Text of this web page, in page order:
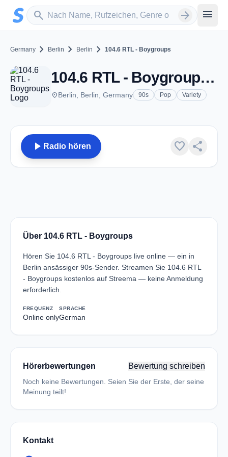
Zum Hauptinhalt springen
search
Sender suchen arrow_forward menu
Germany chevron_right Berlin chevron_right Berlin chevron_right 104.6 RTL - Boygroups
104.6 RTL - Boygroups - Berlin
placeBerlin, Berlin, Germany 90s Pop Variety
play_arrow Radio hören favorite share
Über 104.6 RTL - Boygroups
Hören Sie 104.6 RTL - Boygroups live online — ein in
Berlin ansässiger 90s-Sender. Streamen Sie 104.6 RTL
- Boygroups kostenlos auf Streema — keine Anmeldung
erforderlich.
FREQUENZ
Online only
SPRACHE
German
Hörerbewertungen Bewertung schreiben
Noch keine Bewertungen. Seien Sie der Erste, der seine
Meinung teilt!
Kontakt